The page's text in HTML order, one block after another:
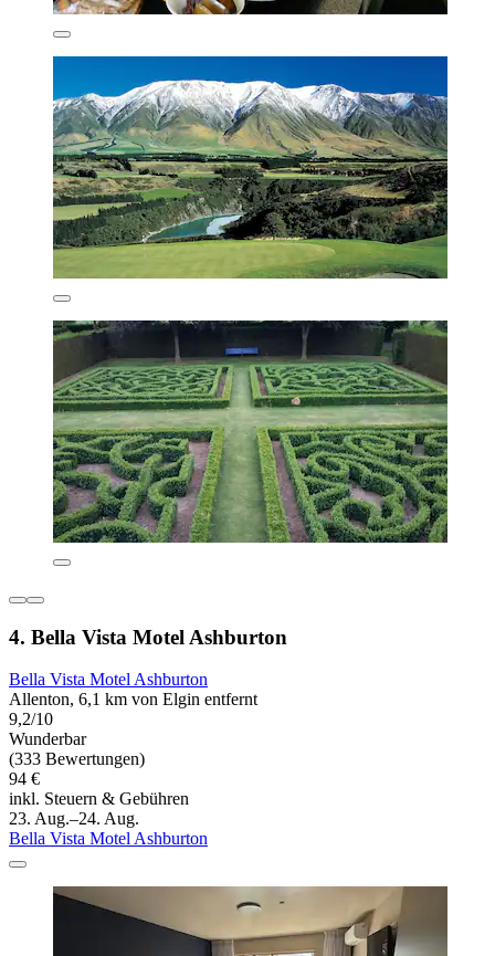
4. Bella Vista Motel Ashburton
Bella Vista Motel Ashburton
Allenton, 6,1 km von Elgin entfernt
9,2/10
Wunderbar
(333 Bewertungen)
94 €
inkl. Steuern & Gebühren
23. Aug.–24. Aug.
Bella Vista Motel Ashburton